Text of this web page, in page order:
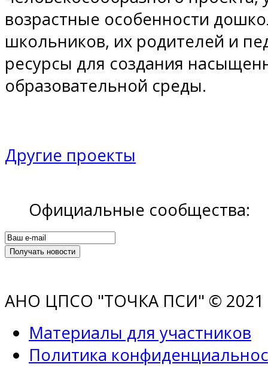
возрастные особенности
школьников, их родителей и
ресурсы для создания
образовательной среды.
Другие проекты
Официальные сообщества:
АНО ЦПСО "ТОЧКА ПСИ" © 2021
Материалы для участников
Политика